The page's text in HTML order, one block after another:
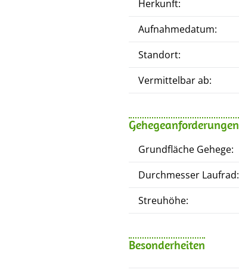
Herkunft:
Aufnahmedatum:
Standort:
Vermittelbar ab:
Gehegeanforderungen
Grundfläche Gehege:
Durchmesser Laufrad:
Streuhöhe:
Besonderheiten